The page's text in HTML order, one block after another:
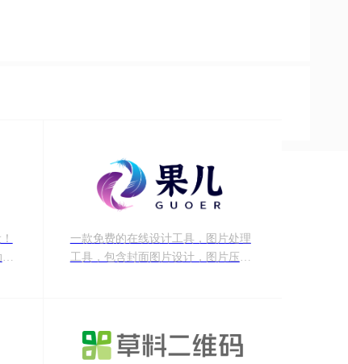
一款免费的在线设计工具，图片处理
工具，包含封面图片设计，图片压